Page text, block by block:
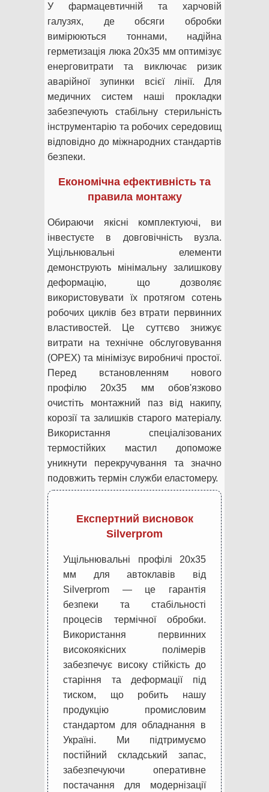
У фармацевтичній та харчовій
галузях, де обсяги обробки
вимірюються тоннами, надійна
герметизація люка 20х35 мм оптимізує
енерговитрати та виключає ризик
аварійної зупинки всієї лінії. Для
медичних систем наші прокладки
забезпечують стабільну стерильність
інструментарію та робочих середовищ
відповідно до міжнародних стандартів
безпеки.
Економічна ефективність та
правила монтажу
Обираючи якісні комплектуючі, ви
інвестуєте в довговічність вузла.
Ущільнювальні елементи
демонструють мінімальну залишкову
деформацію, що дозволяє
використовувати їх протягом сотень
робочих циклів без втрати первинних
властивостей. Це суттєво знижує
витрати на технічне обслуговування
(OPEX) та мінімізує виробничі простої.
Перед встановленням нового
профілю 20х35 мм обов'язково
очистіть монтажний паз від накипу,
корозії та залишків старого матеріалу.
Використання спеціалізованих
термостійких мастил допоможе
уникнути перекручування та значно
подовжить термін служби еластомеру.
Експертний висновок
Silverprom
Ущільнювальні профілі 20х35
мм для автоклавів від
Silverprom — це гарантія
безпеки та стабільності
процесів термічної обробки.
Використання первинних
високоякісних полімерів
забезпечує високу стійкість до
старіння та деформації під
тиском, що робить нашу
продукцію промисловим
стандартом для обладнання в
Україні. Ми підтримуємо
постійний складський запас,
забезпечуючи оперативне
постачання для модернізації